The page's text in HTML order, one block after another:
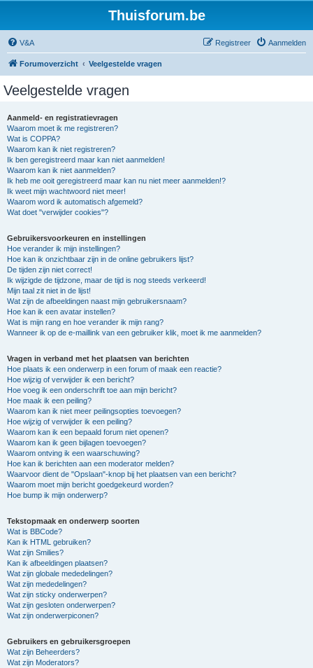
Thuisforum.be
V&A Aanmelden
Registreer
Forumoverzicht Veelgestelde vragen
Veelgestelde vragen
Aanmeld- en registratievragen
Waarom moet ik me registreren?
Wat is COPPA?
Waarom kan ik niet registreren?
Ik ben geregistreerd maar kan niet aanmelden!
Waarom kan ik niet aanmelden?
Ik heb me ooit geregistreerd maar kan nu niet meer aanmelden!?
Ik weet mijn wachtwoord niet meer!
Waarom word ik automatisch afgemeld?
Wat doet "verwijder cookies"?
Gebruikersvoorkeuren en instellingen
Hoe verander ik mijn instellingen?
Hoe kan ik onzichtbaar zijn in de online gebruikers lijst?
De tijden zijn niet correct!
Ik wijzigde de tijdzone, maar de tijd is nog steeds verkeerd!
Mijn taal zit niet in de lijst!
Wat zijn de afbeeldingen naast mijn gebruikersnaam?
Hoe kan ik een avatar instellen?
Wat is mijn rang en hoe verander ik mijn rang?
Wanneer ik op de e-maillink van een gebruiker klik, moet ik me aanmelden?
Vragen in verband met het plaatsen van berichten
Hoe plaats ik een onderwerp in een forum of maak een reactie?
Hoe wijzig of verwijder ik een bericht?
Hoe voeg ik een onderschrift toe aan mijn bericht?
Hoe maak ik een peiling?
Waarom kan ik niet meer peilingsopties toevoegen?
Hoe wijzig of verwijder ik een peiling?
Waarom kan ik een bepaald forum niet openen?
Waarom kan ik geen bijlagen toevoegen?
Waarom ontving ik een waarschuwing?
Hoe kan ik berichten aan een moderator melden?
Waarvoor dient de "Opslaan"-knop bij het plaatsen van een bericht?
Waarom moet mijn bericht goedgekeurd worden?
Hoe bump ik mijn onderwerp?
Tekstopmaak en onderwerp soorten
Wat is BBCode?
Kan ik HTML gebruiken?
Wat zijn Smilies?
Kan ik afbeeldingen plaatsen?
Wat zijn globale mededelingen?
Wat zijn mededelingen?
Wat zijn sticky onderwerpen?
Wat zijn gesloten onderwerpen?
Wat zijn onderwerpiconen?
Gebruikers en gebruikersgroepen
Wat zijn Beheerders?
Wat zijn Moderators?